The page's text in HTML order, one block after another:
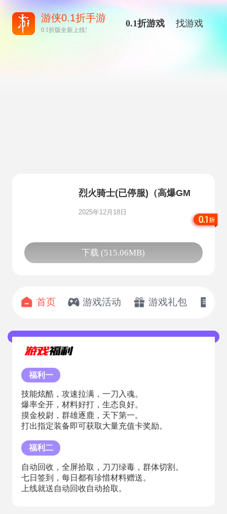
游侠0.1折手游
0.1折版全新上线!
0.1折游戏 找游戏
烈火骑士(已停服)（高爆GM
版）
2025年12月18日
下载 (515.06MB)
首页 游戏活动 游戏礼包
福利一
技能炫酷，攻速拉满，一刀入魂。
爆率全开，材料好打，生态良好。
摸金校尉，群雄逐鹿，天下第一。
打出指定装备即可获取大量充值卡奖励。
福利二
自动回收，全屏拾取，刀刀绿毒，群体切割。
七日签到，每日都有珍惜材料赠送。
上线就送自动回收自动拾取。